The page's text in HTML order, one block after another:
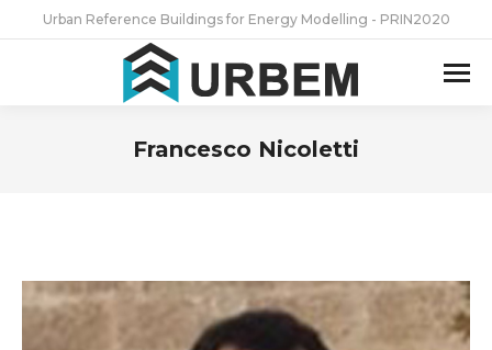
Urban Reference Buildings for Energy Modelling - PRIN2020
Francesco Nicoletti